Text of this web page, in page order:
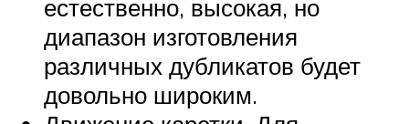
естественно, высокая, но
диапазон изготовления
различных дубликатов будет
довольно широким.